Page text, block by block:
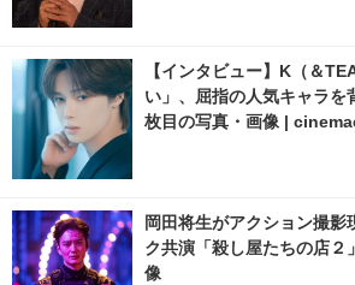
【インタビュー】K（＆
い」、屈指の人気キャラを
枚目の写真・画像 |
岡田将生がアクション撮
ク共演「殺し屋たちの店２
像